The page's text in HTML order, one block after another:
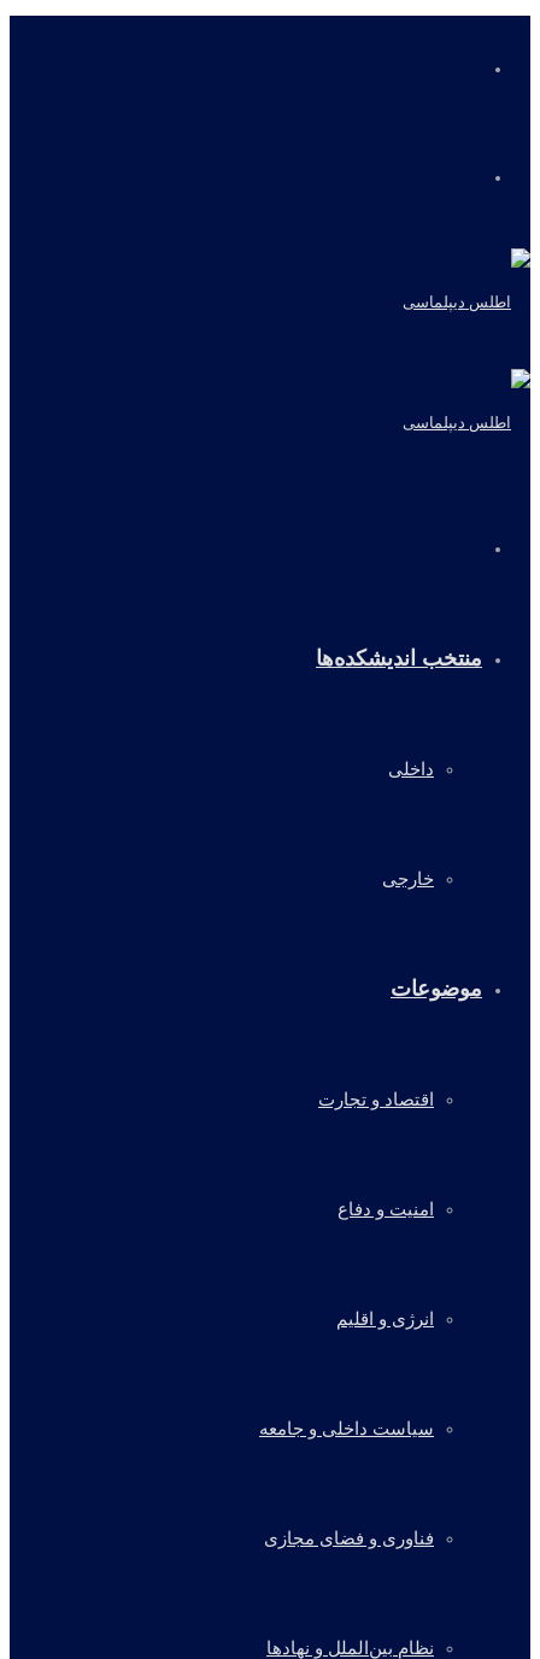
منتخب اندیشکده‌ها
داخلی
خارجی
موضوعات
اقتصاد و تجارت
امنیت و دفاع
انرژی و اقلیم
سیاست داخلی و جامعه
فناوری و فضای مجازی
نظام بین‌الملل و نهادها